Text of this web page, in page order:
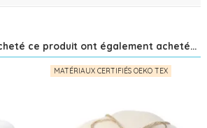
ce produit ont également acheté...
MATÉRIAUX CERTIFIÉS OEKO TEX